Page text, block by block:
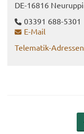
DE-​16816
03391 688-​5301
E-​Mail
Telematik-​Adressen